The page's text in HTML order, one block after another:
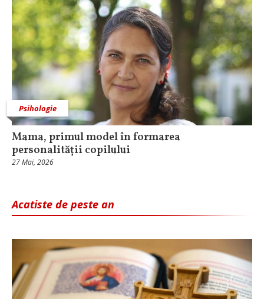
Psihologie
Mama, primul model în formarea
personalității copilului
27 Mai, 2026
Acatiste de peste an